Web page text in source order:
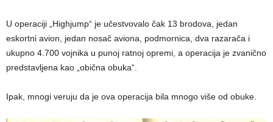
U operaciji „Highjump“ je učestvovalo čak 13 brodova, jedan
eskortni avion, jedan nosač aviona, podmornica, dva razarača i
ukupno 4.700 vojnika u punoj ratnoj opremi, a operacija je zvanično
predstavljena kao „obična obuka“.
Ipak, mnogi veruju da je ova operacija bila mnogo više od obuke.